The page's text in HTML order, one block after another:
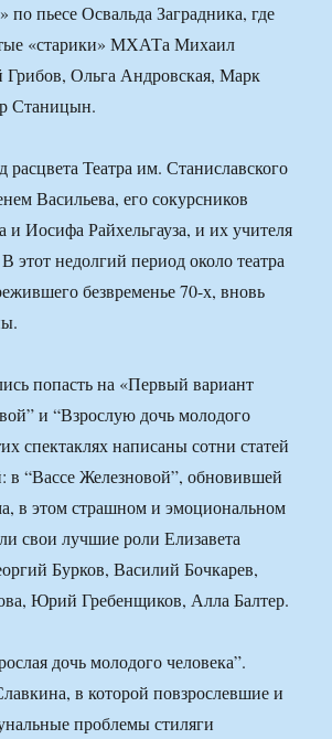
по пьесе Освальда Заградника, где
«старики» МХАТа Михаил
Ольга Андровская, Марк
Станицын.
расцвета Театра им. Станиславского
Васильева, его сокурсников
и Иосифа Райхельгауза, и их учителя
этот недолгий период около театра
безвременье 70-х, вновь
попасть на «Первый вариант
и “Взрослую дочь молодого
спектаклях написаны сотни статей
в “Вассе Железновой”, обновившей
в этом страшном и эмоциональном
свои лучшие роли Елизавета
Бурков, Василий Бочкарев,
Юрий Гребенщиков, Алла Балтер.
дочь молодого человека”.
в которой повзрослевшие и
проблемы стиляги